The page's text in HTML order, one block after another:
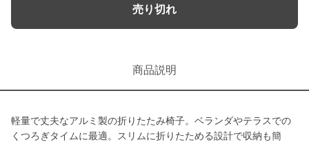
売り切れ
商品説明
軽量で丈夫なアルミ製の折りたたみ椅子。ベランダやテラスでの
くつろぎタイムに最適。スリムに折りたためる設計で収納も簡